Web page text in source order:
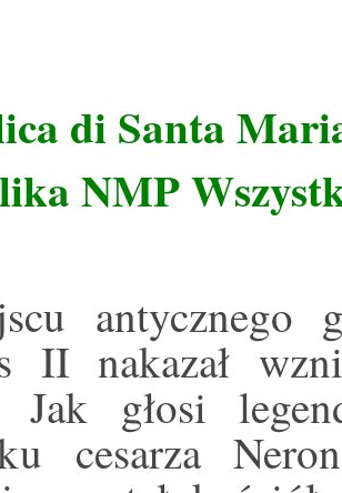
di Santa
NMP
antycznego
II nakazał
Jak głosi
cesarza